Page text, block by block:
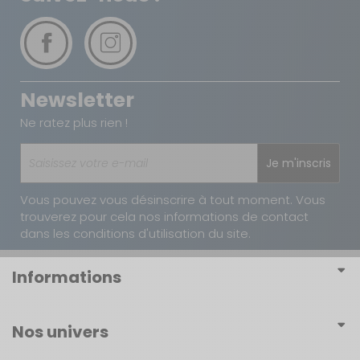
Vous avez changé d'avis ?
Retournez nous vos achats en utilisant le bon de retour.
Newsletter
Ne ratez plus rien !
Je m'inscris
Vous pouvez vous désinscrire à tout moment. Vous
trouverez pour cela nos informations de contact
dans les conditions d'utilisation du site.
Informations
Conditions générales d'utilisation
Nos univers